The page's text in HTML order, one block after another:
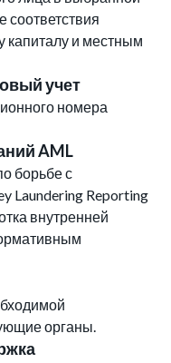
соответствия
капиталу и местным
учет
номера
AML
борьбе с
Laundering Reporting
внутренней
органы.